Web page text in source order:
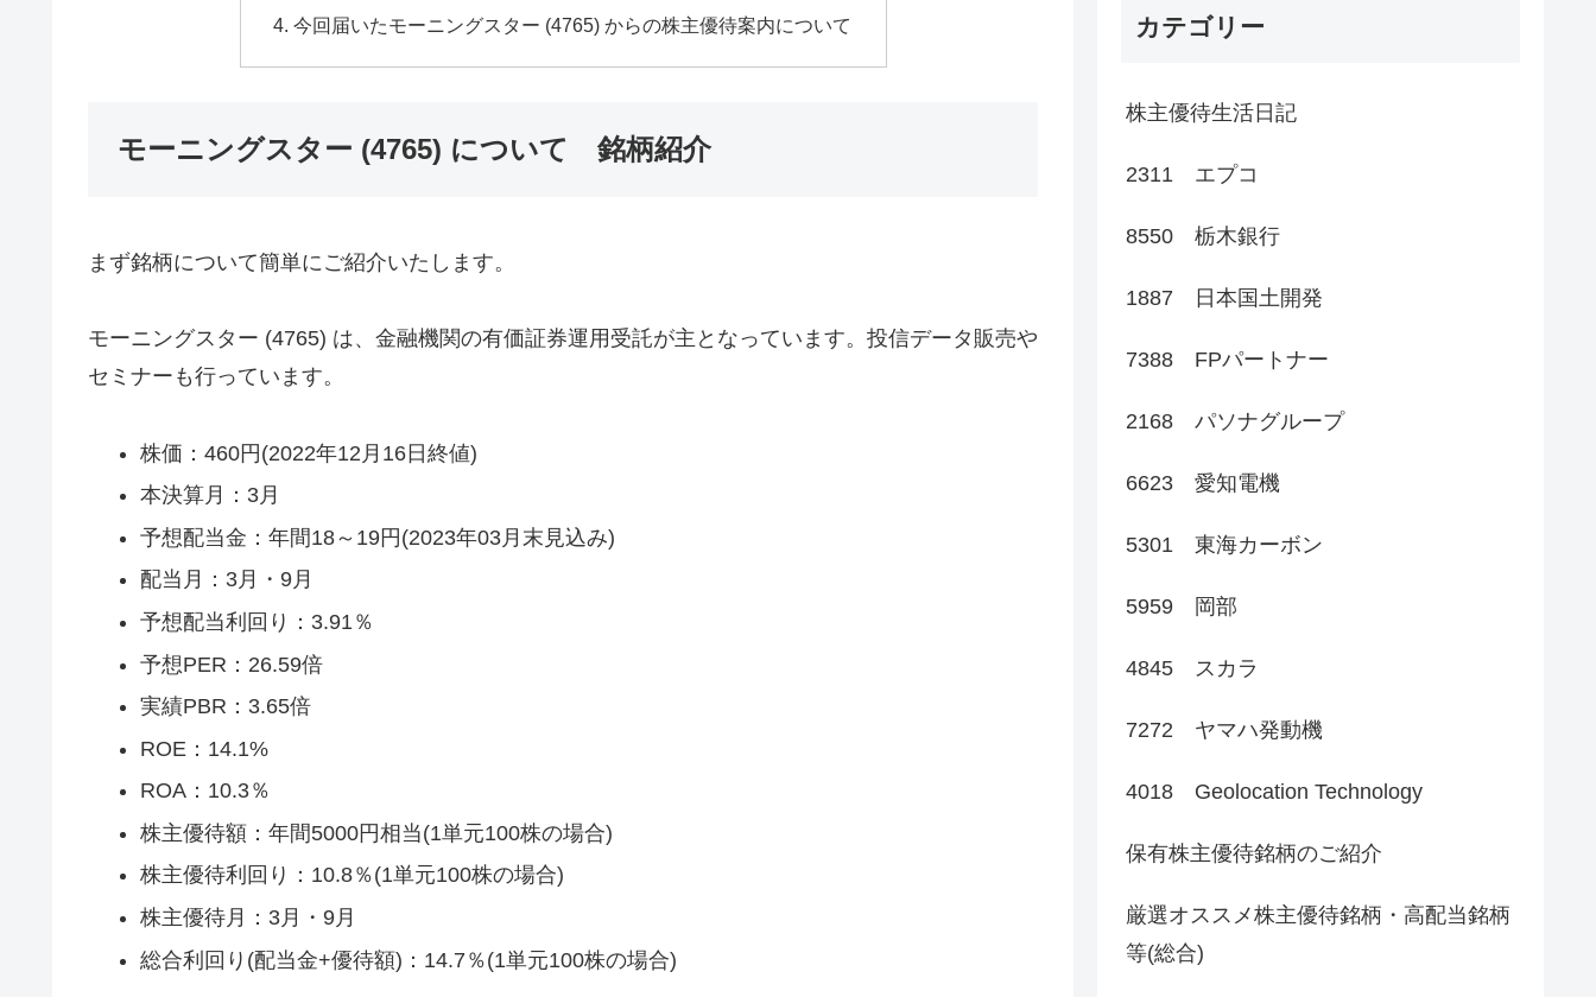
今回届いたモーニングスター (4765) からの株主優待案内について
モーニングスター (4765) について 銘柄紹介
まず銘柄について簡単にご紹介いたします。
モーニングスター (4765) は、金融機関の有価証券運用受託が主となっています。投信データ販売や
セミナーも行っています。
株価：460円(2022年12月16日終値)
本決算月：3月
予想配当金：年間18～19円(2023年03月末見込み)
配当月：3月・9月
予想配当利回り：3.91％
予想PER：26.59倍
実績PBR：3.65倍
ROE：14.1%
ROA：10.3％
株主優待額：年間5000円相当(1単元100株の場合)
株主優待利回り：10.8％(1単元100株の場合)
株主優待月：3月・9月
総合利回り(配当金+優待額)：14.7％(1単元100株の場合)
カテゴリー
株主優待生活日記
2311 エプコ
8550 栃木銀行
1887 日本国土開発
7388 FPパートナー
2168 パソナグループ
6623 愛知電機
5301 東海カーボン
5959 岡部
4845 スカラ
7272 ヤマハ発動機
4018 Geolocation Technology
保有株主優待銘柄のご紹介
厳選オススメ株主優待銘柄・高配当銘柄
等(総合)